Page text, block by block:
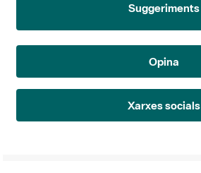
Suggeriments
Opina
Xarxes socials